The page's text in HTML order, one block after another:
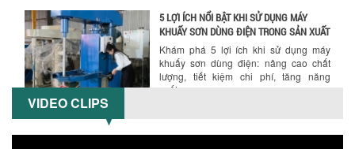
lượng, tiết kiệm chi phí, tăng năng
suất,...
TỐI ƯU NĂNG SUẤT VÀ CHI PHÍ VỚI MÁY
KHUẤY 3 TRỤC CÔNG SUẤT LỚN
Tối ưu năng suất và tiết kiệm chi phí
VIDEO CLIPS